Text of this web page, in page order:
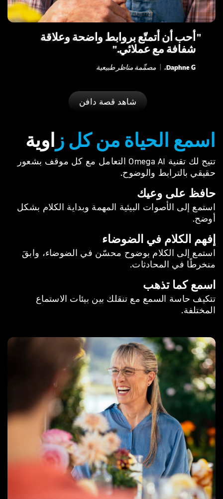
أحب أن أتمتّع بروابط واضحة وعلاقة
شفافة مع عملائي.
Daphne G. مصمِّمة مناظر طبيعية
شاهد قصة دافن
اسمع الحياة من كل ز اوية
تتيح لك تقنية Omega AI التعامل مع كل موقف بشعور
حقيقي بالترابط والوضوح.
حافظ على وعيك
استمع إلى الأصوات البيئية المهمة وبداية الكلام بشكل
أوضح.
إفهم الكلام في الضوضاء
استمع إلى الكلام بوضوح محسّن في الضوضاء، وابقَ
منخرطًا في المحادثات.
اسمع كما تذهب
تتكيف حاسة السمع مع تنقلك بين بيئات الاستماع
المختلفة.